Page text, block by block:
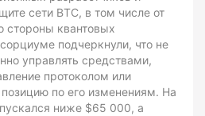
сети BTC, в том числе от
стороны квантовых
подчеркнули, что не
управлять средствами,
протоколом или
по его изменениям. На
ниже $65 000, а